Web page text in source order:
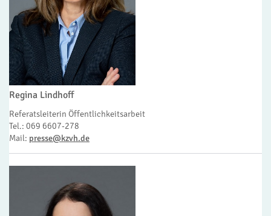
Regina Lindhoff
Referatsleiterin Öffentlichkeitsarbeit
Tel.: 069 6607-278
Mail: presse@kzvh.de